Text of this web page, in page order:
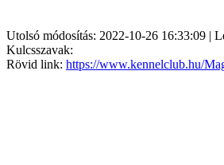
Utolsó módosítás: 2022-10-26 16:33:09 |
Kulcsszavak:
Rövid link: https://www.kennelclub.hu/